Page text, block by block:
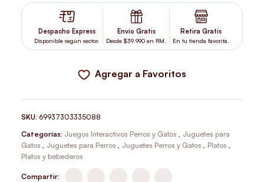
Despacho Express
Disponible según sector.
Envío Gratis
Desde $39.990 en RM.
Retira Gratis
En tu tienda favorita.
Agregar a Favoritos
SKU:69937303335088
Categorías: Juegos Interactivos Perros y Gatos
Juguetes para
Gatos
Juguetes para Perros Juguetes Perros y Gatos Platos
Platos y bebederos
Compartir: